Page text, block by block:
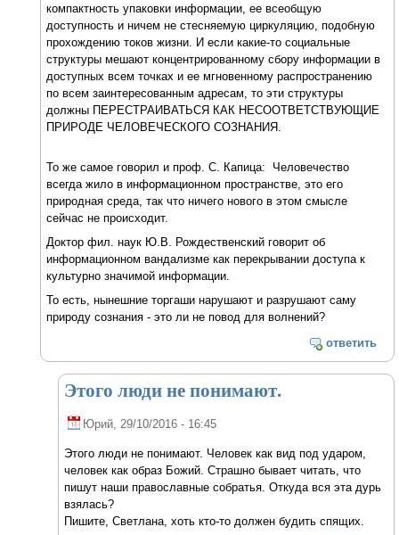
компактность упаковки информации, ее всеобщую
доступность и ничем не стесняемую циркуляцию, подобную
прохождению токов жизни. И если какие-то социальные
структуры мешают концентрированному сбору информации в
доступных всем точках и ее мгновенному распространению
по всем заинтересованным адресам, то эти структуры
должны ПЕРЕСТРАИВАТЬСЯ КАК НЕСООТВЕТСТВУЮЩИЕ
ПРИРОДЕ ЧЕЛОВЕЧЕСКОГО СОЗНАНИЯ.
То же самое говорил и проф. С. Капица: Человечество
всегда жило в информационном пространстве, это его
природная среда, так что ничего нового в этом смысле
сейчас не происходит.
Доктор фил. наук Ю.В. Рождественский говорит об
информационном вандализме как перекрывании доступа к
культурно значимой информации.
То есть, нынешние торгаши нарушают и разрушают саму
природу сознания - это ли не повод для волнений?
ответить
Этого люди не понимают.
Юрий , 29/10/2016 - 16:45
Этого люди не понимают. Человек как вид под ударом,
человек как образ Божий. Страшно бывает читать, что
пишут наши православные собратья. Откуда вся эта дурь
взялась?
Пишите, Светлана, хоть кто-то должен будить спящих.